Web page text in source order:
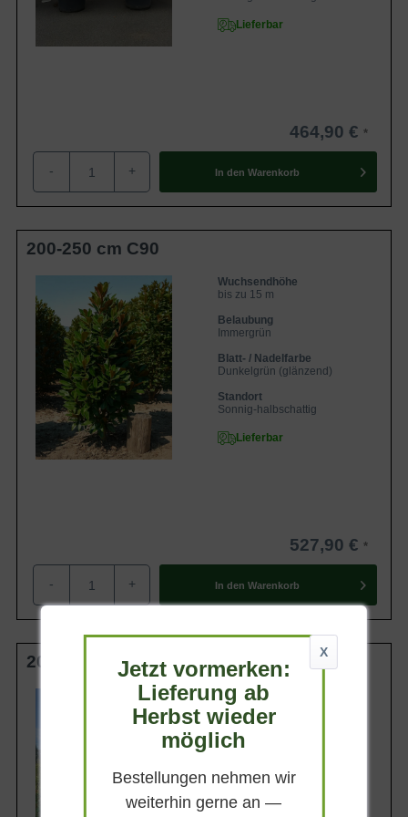
Lieferbar
464,90 €
- + In den Warenkorb
200-250 cm C90
Wuchsendhöhe
bis zu 15 m
Belaubung
Immergrün
Blatt- / Nadelfarbe
Dunkelgrün (glänzend)
Standort
Sonnig-halbschattig
Lieferbar
527,90 €
- + In den Warenkorb
200-250 cm C130 Solitär
Wuchsendhöhe
bis zu 15 m
Belaubung
Immergrün
Blatt- / Nadelfarbe
Dunkelgrün (glänzend)
Standort
X
Jetzt vormerken:
Lieferung ab
Herbst wieder
möglich
Bestellungen nehmen wir
weiterhin gerne an —